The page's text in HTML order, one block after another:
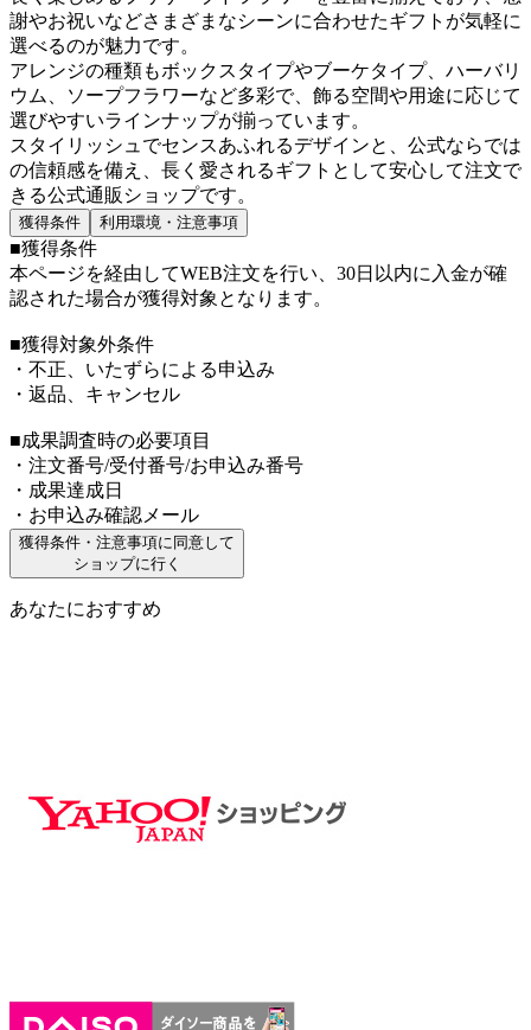
謝やお祝いなどさまざまなシーンに合わせたギフトが気軽に
選べるのが魅力です。
アレンジの種類もボックスタイプやブーケタイプ、ハーバリ
ウム、ソープフラワーなど多彩で、飾る空間や用途に応じて
選びやすいラインナップが揃っています。
スタイリッシュでセンスあふれるデザインと、公式ならでは
の信頼感を備え、長く愛されるギフトとして安心して注文で
きる公式通販ショップです。
獲得条件 利用環境・注意事項
■獲得条件
本ページを経由してWEB注文を行い、30日以内に入金が確
認された場合が獲得対象となります。
■獲得対象外条件
・不正、いたずらによる申込み
・返品、キャンセル
■成果調査時の必要項目
・注文番号/受付番号/お申込み番号
・成果達成日
・お申込み確認メール
獲得条件・注意事項に同意して
ショップに行く
あなたにおすすめ